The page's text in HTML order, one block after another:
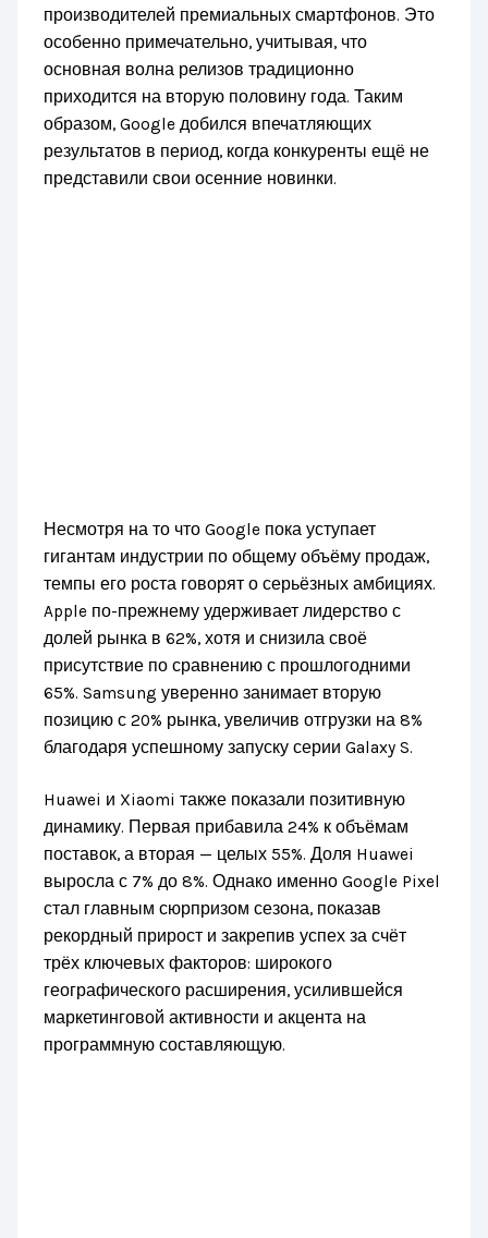
производителей премиальных смартфонов. Это
особенно примечательно, учитывая, что
основная волна релизов традиционно
приходится на вторую половину года. Таким
образом, Google добился впечатляющих
результатов в период, когда конкуренты ещё не
представили свои осенние новинки.
Несмотря на то что Google пока уступает
гигантам индустрии по общему объёму продаж,
темпы его роста говорят о серьёзных амбициях.
Apple по-прежнему удерживает лидерство с
долей рынка в 62%, хотя и снизила своё
присутствие по сравнению с прошлогодними
65%. Samsung уверенно занимает вторую
позицию с 20% рынка, увеличив отгрузки на 8%
благодаря успешному запуску серии Galaxy S.
Huawei и Xiaomi также показали позитивную
динамику. Первая прибавила 24% к объёмам
поставок, а вторая — целых 55%. Доля Huawei
выросла с 7% до 8%. Однако именно Google Pixel
стал главным сюрпризом сезона, показав
рекордный прирост и закрепив успех за счёт
трёх ключевых факторов: широкого
географического расширения, усилившейся
маркетинговой активности и акцента на
программную составляющую.